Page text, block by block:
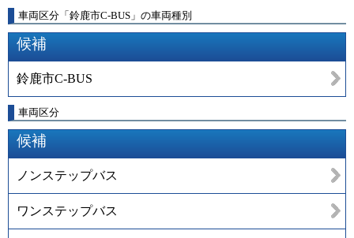
車両区分「鈴鹿市C-BUS」の車両種別
候補
鈴鹿市C-BUS
車両区分
候補
ノンステップバス
ワンステップバス